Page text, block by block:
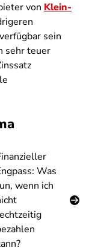
von Klein-
sein
sehr teuer
Was
wenn ich